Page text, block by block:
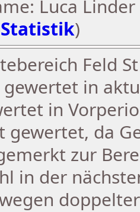
Luca Linder
)
Feld
gewertet in
in
gewertet, da
zur
in der